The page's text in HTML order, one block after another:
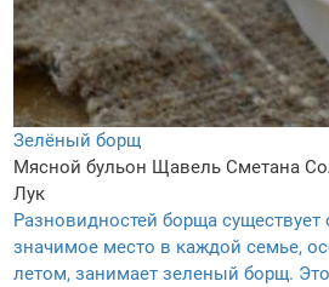
Зелёный борщ
Мясной бульон Щавель Сметана
Лук
Разновидностей борща существует
значимое место в каждой семье,
летом, занимает зеленый борщ.